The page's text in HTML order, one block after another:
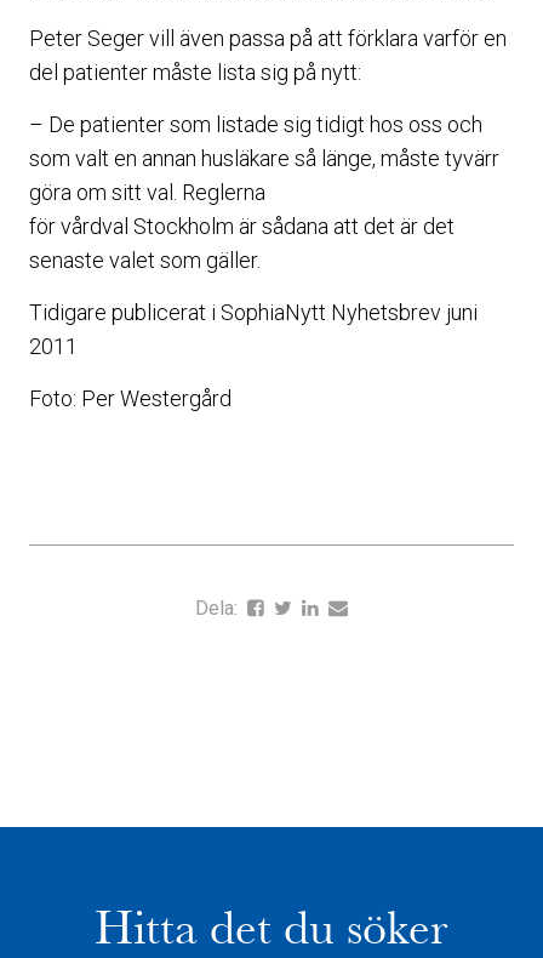
Peter Seger vill även passa på att förklara varför en
del patienter måste lista sig på nytt:
– De patienter som listade sig tidigt hos oss och
som valt en annan husläkare så länge, måste tyvärr
göra om sitt val. Reglerna
för vårdval Stockholm är sådana att det är det
senaste valet som gäller.
Tidigare publicerat i SophiaNytt Nyhetsbrev juni
2011
Foto: Per Westergård
Dela:
Hitta det du söker